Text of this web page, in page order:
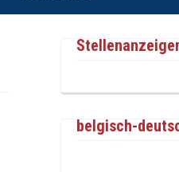
belgisch-